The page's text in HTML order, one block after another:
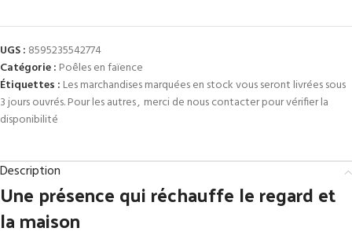
UGS : 8595235542774
Catégorie : Poêles en faïence
Étiquettes : Les marchandises marquées en stock vous seront livrées sous
3 jours ouvrés. Pour les autres, merci de nous contacter pour vérifier la
disponibilité
Description
Une présence qui réchauffe le regard et
la maison